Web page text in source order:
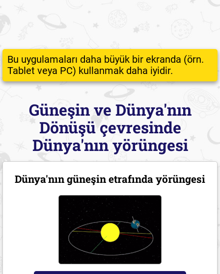
Bu uygulamaları daha büyük bir ekranda (örn.
Tablet veya PC) kullanmak daha iyidir.
Güneşin ve Dünya'nın
Dönüşü çevresinde
Dünya'nın yörüngesi
Dünya'nın güneşin etrafında yörüngesi